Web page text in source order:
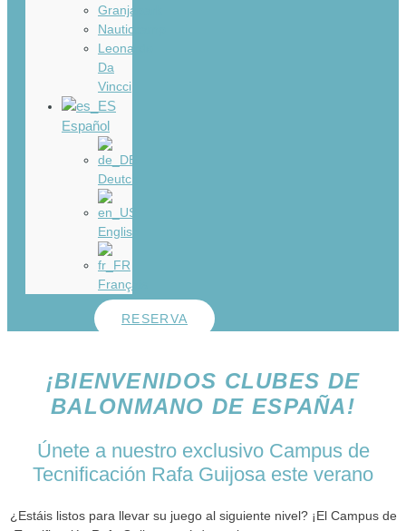
Granjapark
Nauticcamp
Leonardo
Da
Vincci
Español
Deutch
English
Français
RESERVA
¡BIENVENIDOS CLUBES DE
BALONMANO DE ESPAÑA!
Únete a nuestro exclusivo Campus de
Tecnificación Rafa Guijosa este verano
¿Estáis listos para llevar su juego al siguiente nivel? ¡El Campus de